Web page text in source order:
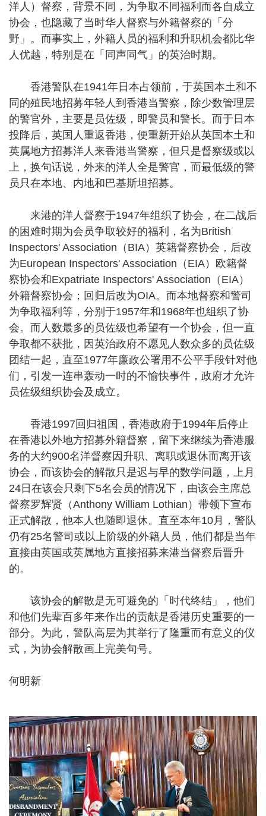
洋人）督察，背景不同，为争取不同福利而各自成立
协会，也隐藏了当时华人督察与外籍督察的「分
野」。而事实上，外籍人员的福利和升职机会都比华
人优越，特别是在「同声同气」的英治时期。
香港警队在1941年日本占领前，于英国本土和不
同的殖民地招募年轻人到香港当警察，除少数管理层
的警官外，主要是员佐级，即警员和警长。而于日本
投降后，英国人重返香港，便重新开始从英国本土和
英属地方招募洋人来香港当警察，但只是督察级或以
上，换句话说，外来的洋人全是警官，而最低级的警
员只在本地、内地和巴基斯坦招募。
来港的洋人督察于1947年组织了协会，在二战后
的困难时期为会员争取较好的福利，名为British
Inspectors' Association（BIA）英籍督察协会，后改
为European Inspectors' Association（EIA）欧籍督
察协会和Expatriate Inspectors' Association（EIA）
外籍督察协会；回归后改为OIA。而本地督察和警司
为争取福利等，分别于1957年和1968年也组织了协
会。而人数最多的员佐级也希望有一个协会，但一直
争取都不获批，因英治政府不愿见人数众多的员佐级
团结一起，直至1977年廉政公署用不公平手段针对他
们，引发一连串轰动一时的不愉快事件，政府才允许
员佐级组织协会及成立。
香港1997回归祖国，香港政府于1994年后停止
在香港以外地方招募外籍督察，留下来继续为香港服
务的大约900名洋督察因升职、离职或退休而离开该
协会，而该协会的解散只是迟与早的数学问题，上月
24日在该会只剩下5名会员的情况下，由该会主席总
督察罗辉贤（Anthony William Lothian）带领下宣布
正式解散，他本人也随即退休。直至本年10月，警队
仍有25名警司或以上阶级的外籍人员，他们都是当年
直接由英国或英属地方直接招募来港当督察后晋升
的。
该协会的解散是无可避免的「时代终结」，他们
和他们先辈百多年来作出的贡献是香港历史重要的一
部分。为此，警队高层为其举行了隆重而有意义的仪
式，为协会解散画上完美句号。
何明新